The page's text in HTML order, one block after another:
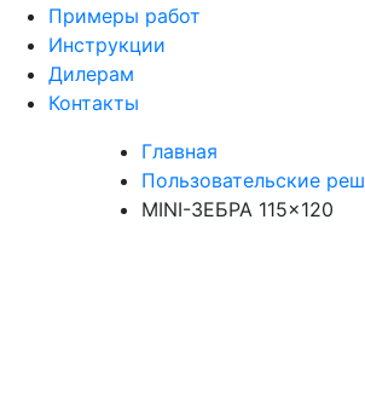
Примеры работ
Инструкции
Дилерам
Контакты
Главная
Пользовательские
MINI-ЗЕБРА 115×120